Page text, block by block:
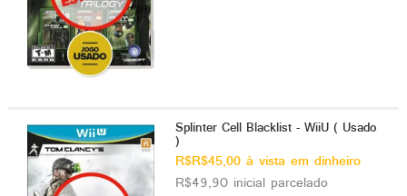
Splinter Cell Blacklist - WiiU ( Usado
)
R$R$45,00 à vista em dinheiro
R$49,90 inicial parcelado